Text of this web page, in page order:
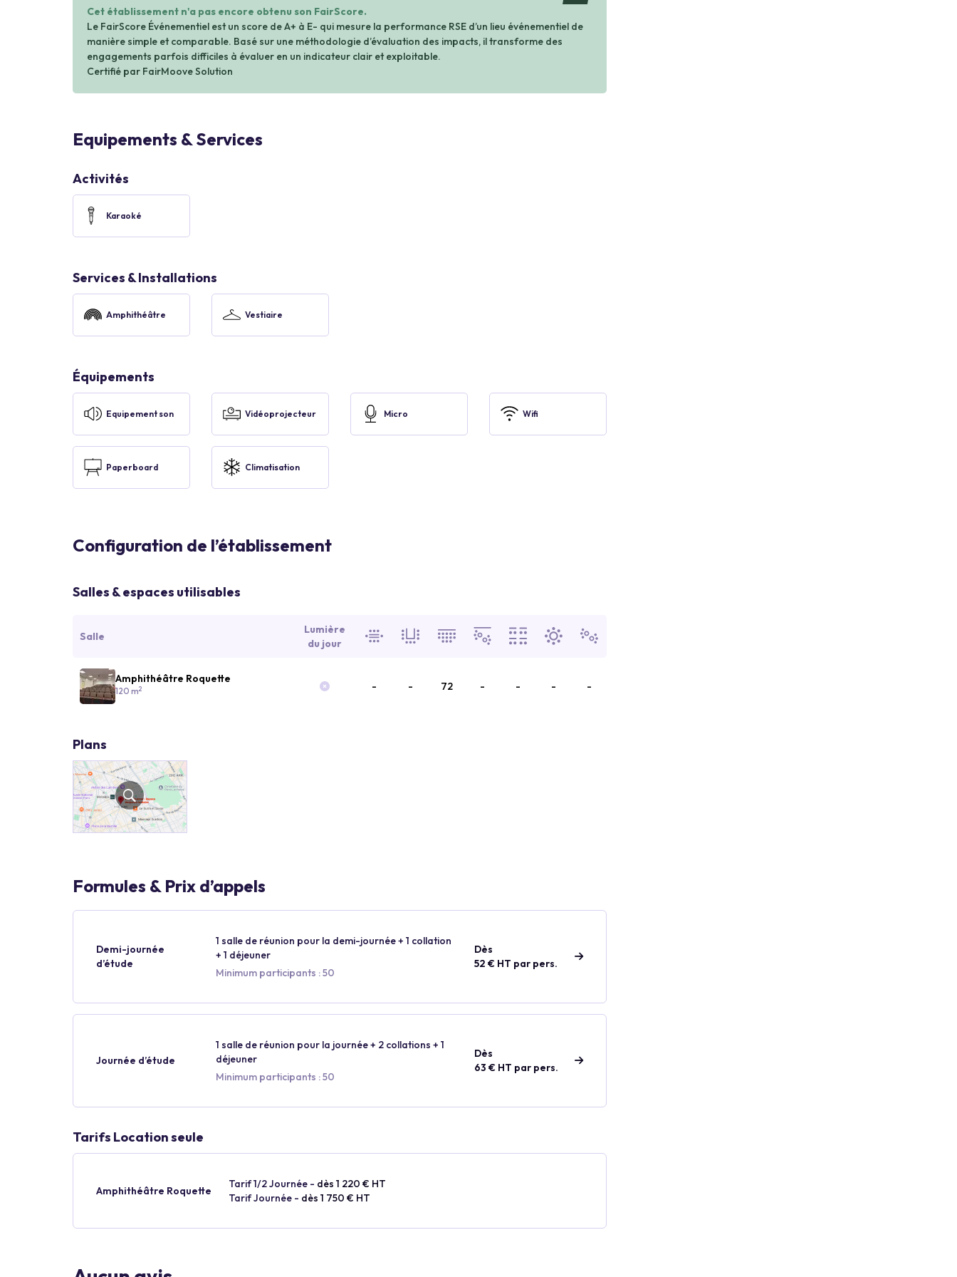
Cet établissement n'a pas encore obtenu son FairScore.
Le FairScore Événementiel est un score de A+ à E- qui mesure la performance RSE d’un lieu événementiel de
manière simple et comparable. Basé sur une méthodologie d’évaluation des impacts, il transforme des
engagements parfois difficiles à évaluer en un indicateur clair et exploitable.
Certifié par FairMoove Solution
Equipements & Services
Activités
Karaoké
Services & Installations
Amphithéâtre Vestiaire
Équipements
Equipement son Vidéoprojecteur Micro Wifi
Paperboard Climatisation
Configuration de l’établissement
Salles & espaces utilisables
Salle
Lumière
du jour
Amphithéâtre Roquette
120 m2 - - 72 - - - -
Plans
Formules & Prix d’appels
Demi-journée
d’étude
1 salle de réunion pour la demi-journée + 1 collation
+ 1 déjeuner
Minimum participants : 50
Dès
52 € HT par pers.
Journée d’étude
1 salle de réunion pour la journée + 2 collations + 1
déjeuner
Minimum participants : 50
Dès
63 € HT par pers.
Tarifs Location seule
Amphithéâtre Roquette
Tarif 1/2 Journée - dès 1 220 € HT
Tarif Journée - dès 1 750 € HT